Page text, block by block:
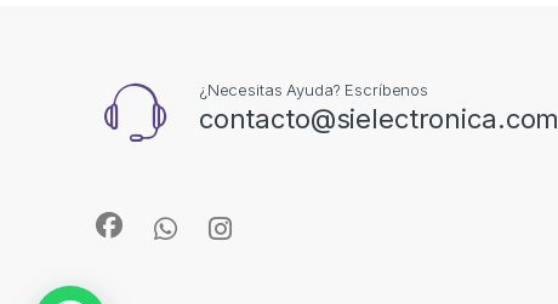
¿Necesitas Ayuda? Escríbenos
contacto@sielectronica.com